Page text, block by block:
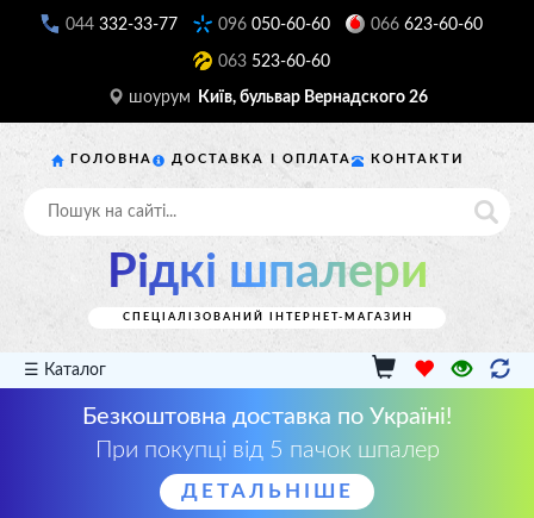
044 332-33-77 096 050-60-60 066 623-60-60
063 523-60-60
шоурум Київ, бульвар Вернадского 26
ГОЛОВНА ДОСТАВКА І ОПЛАТА КОНТАКТИ
Рідкі шпалери
СПЕЦІАЛІЗОВАНИЙ ІНТЕРНЕТ-МАГАЗИН
☰ Каталог
Безкоштовна доставка по Україні!
При покупці від 5 пачок шпалер
ДЕТАЛЬНІШЕ